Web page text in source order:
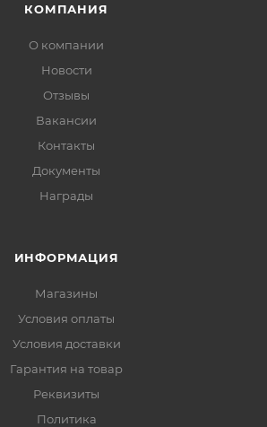
КОМПАНИЯ
О компании
Новости
Отзывы
Вакансии
Контакты
Документы
Награды
ИНФОРМАЦИЯ
Магазины
Условия оплаты
Условия доставки
Гарантия на товар
Реквизиты
Политика